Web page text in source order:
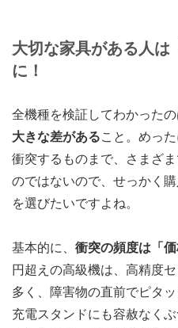
大切な家具がある人は
に！
全機種を検証してわかったの
大きな差があること。めっ
衝突するものまで、さまざ
のではないので、せっかく
を選びたいですよね。
基本的に、 衝突の頻度は「
円超えの高級機は、高精度
多く、障害物の直前でピタ
充電スタンドにも容赦なく